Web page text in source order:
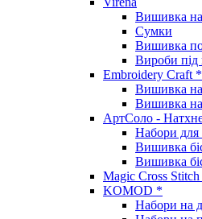
Вишивка на
Сумки
Вишивка
Вироби
Embroidery Craft *
Вишивка на
Вишивка на
АртСоло -
Набори для
Вишивка
Вишивка
Magic Cross Stitch
KOMOD *
Набори на